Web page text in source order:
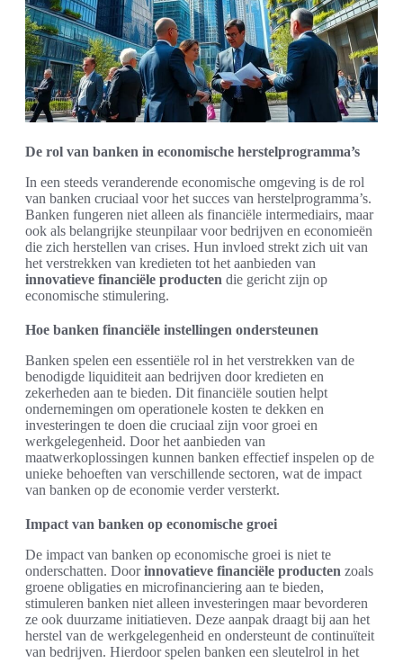
De rol van banken in economische herstelprogramma’s
In een steeds veranderende economische omgeving is de rol
van banken cruciaal voor het succes van herstelprogramma’s.
Banken fungeren niet alleen als financiële intermediairs, maar
ook als belangrijke steunpilaar voor bedrijven en economieën
die zich herstellen van crises. Hun invloed strekt zich uit van
het verstrekken van kredieten tot het aanbieden van
innovatieve financiële producten die gericht zijn op
economische stimulering.
Hoe banken financiële instellingen ondersteunen
Banken spelen een essentiële rol in het verstrekken van de
benodigde liquiditeit aan bedrijven door kredieten en
zekerheden aan te bieden. Dit financiële soutien helpt
ondernemingen om operationele kosten te dekken en
investeringen te doen die cruciaal zijn voor groei en
werkgelegenheid. Door het aanbieden van
maatwerkoplossingen kunnen banken effectief inspelen op de
unieke behoeften van verschillende sectoren, wat de impact
van banken op de economie verder versterkt.
Impact van banken op economische groei
De impact van banken op economische groei is niet te
onderschatten. Doorinnovatieve financiële producten zoals
groene obligaties en microfinanciering aan te bieden,
stimuleren banken niet alleen investeringen maar bevorderen
ze ook duurzame initiatieven. Deze aanpak draagt bij aan het
herstel van de werkgelegenheid en ondersteunt de continuïteit
van bedrijven. Hierdoor spelen banken een sleutelrol in het